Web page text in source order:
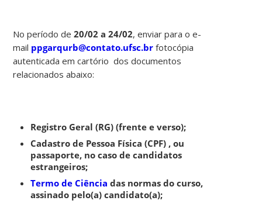
No período de20/02 a 24/02, enviar para o e-
mail ppgarqurb@contato.ufsc.br fotocópia
autenticada em cartório dos documentos
relacionados abaixo:
Registro Geral (RG) (frente e verso);
Cadastro de Pessoa Física (CPF) , ou
passaporte, no caso de candidatos
estrangeiros;
Termo de Ciência das normas do curso,
assinado pelo(a) candidato(a);